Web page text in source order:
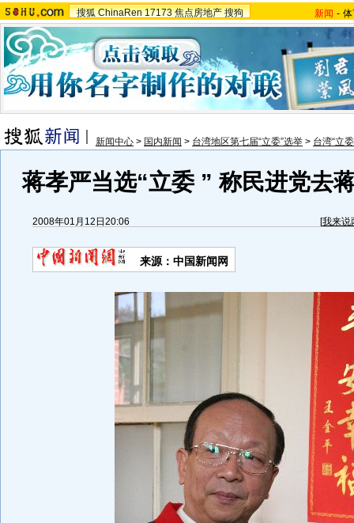
搜狐 ChinaRen 17173 焦点房地产 搜狗 新闻 -
新闻中心 > 国内新闻 > 台湾地区第七届“立委”选举 > 台湾“立
蒋孝严当选“立委 ” 称民进党去
2008年01月12日20:06 [我来说
来源：中国新闻网